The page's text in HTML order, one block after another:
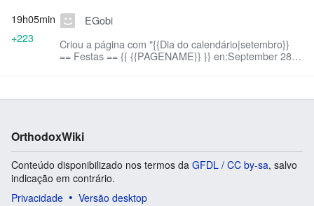
EGobi
Criou a página com "{{Dia do calendário|setembro}}
== Festas == {{ {{PAGENAME}} }} en:September 28
19h05min
+223
OrthodoxWiki
Conteúdo disponibilizado nos termos da GFDL / CC by-sa, salvo
indicação em contrário.
Privacidade
Versão desktop